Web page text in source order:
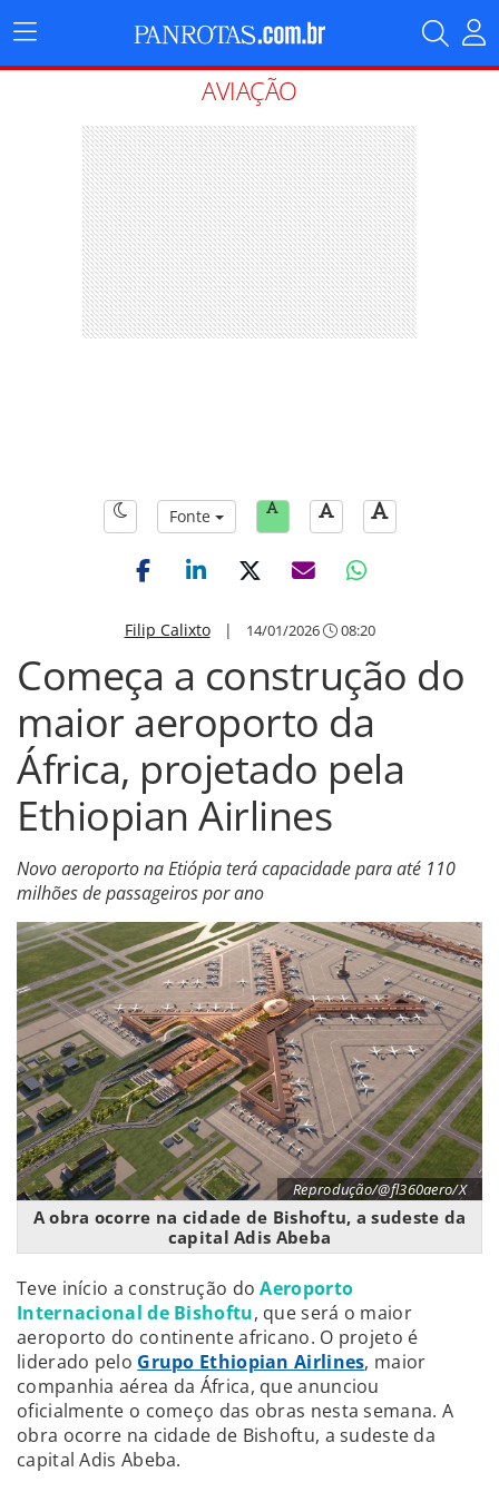
Menu
Principal
AVIAÇÃO
Fonte
Filip Calixto| 14/01/2026 08:20
Começa a construção do
maior aeroporto da
África, projetado pela
Ethiopian Airlines
Novo aeroporto na Etiópia terá capacidade para até 110
milhões de passageiros por ano
Reprodução/@fl360aero/X
A obra ocorre na cidade de Bishoftu, a sudeste da
capital Adis Abeba
Teve início a construção doAeroporto
Internacional de Bishoftu, que será o maior
aeroporto do continente africano. O projeto é
liderado pelo Grupo Ethiopian Airlines, maior
companhia aérea da África, que anunciou
oficialmente o começo das obras nesta semana. A
obra ocorre na cidade de Bishoftu, a sudeste da
capital Adis Abeba.